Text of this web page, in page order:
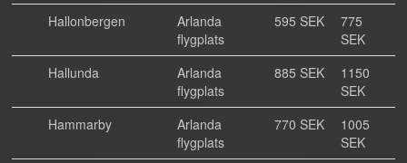
Hallonbergen
Arlanda
flygplats
595 SEK
775
SEK
Hallunda
Arlanda
flygplats
885 SEK
1150
SEK
Hammarby
Arlanda
flygplats
770 SEK
1005
SEK